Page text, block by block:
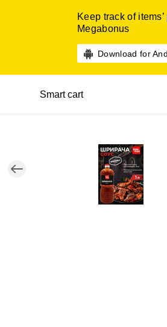
Keep track of
Megabonus
Download for
Smart cart